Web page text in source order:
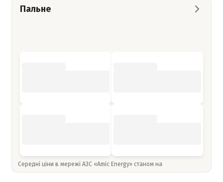
Пальне
Середні ціни в мережі АЗС «Amic Energy» станом на